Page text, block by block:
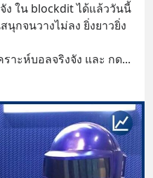
ง ใน blockdit ได้แล้ววันนี้
กจนวางไม่ลง ยิ่งยาวยิ่ง
ราะห์บอลจริงจัง และ กด...